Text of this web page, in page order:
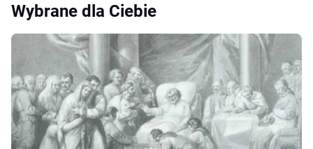
Wybrane dla Ciebie